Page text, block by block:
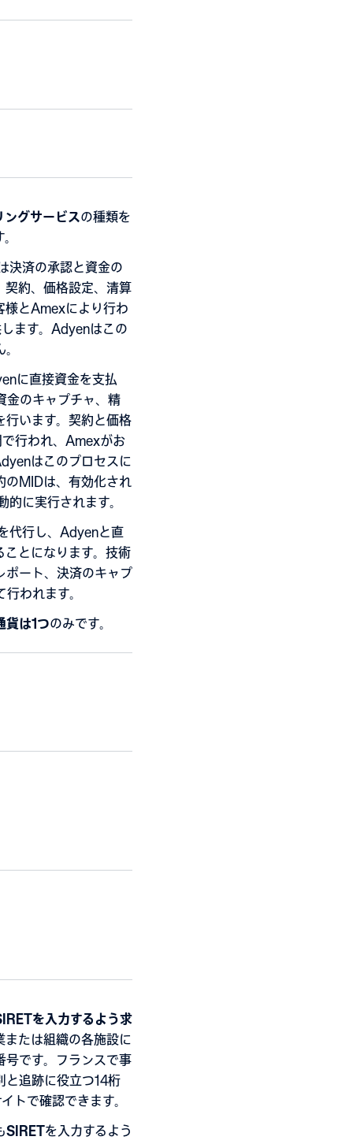
ングサービスの種類を
決済の承認と資金の
契約、価格設定、清算
様とAmexにより行わ
ます。Adyenはこの
に直接資金を支払
金のキャプチャ、精
行います。契約と価格
行われ、Amexがお
はこのプロセスに
のMIDは、有効化され
的に実行されます。
代行し、Adyenと直
ことになります。技術
ポート、決済のキャプ
われます。
貨は1つのみです。
を入力するよう求
または組織の各施設に
号です。フランスで事
と追跡に役立つ14桁
トで確認できます。
SIRETを入力するよう